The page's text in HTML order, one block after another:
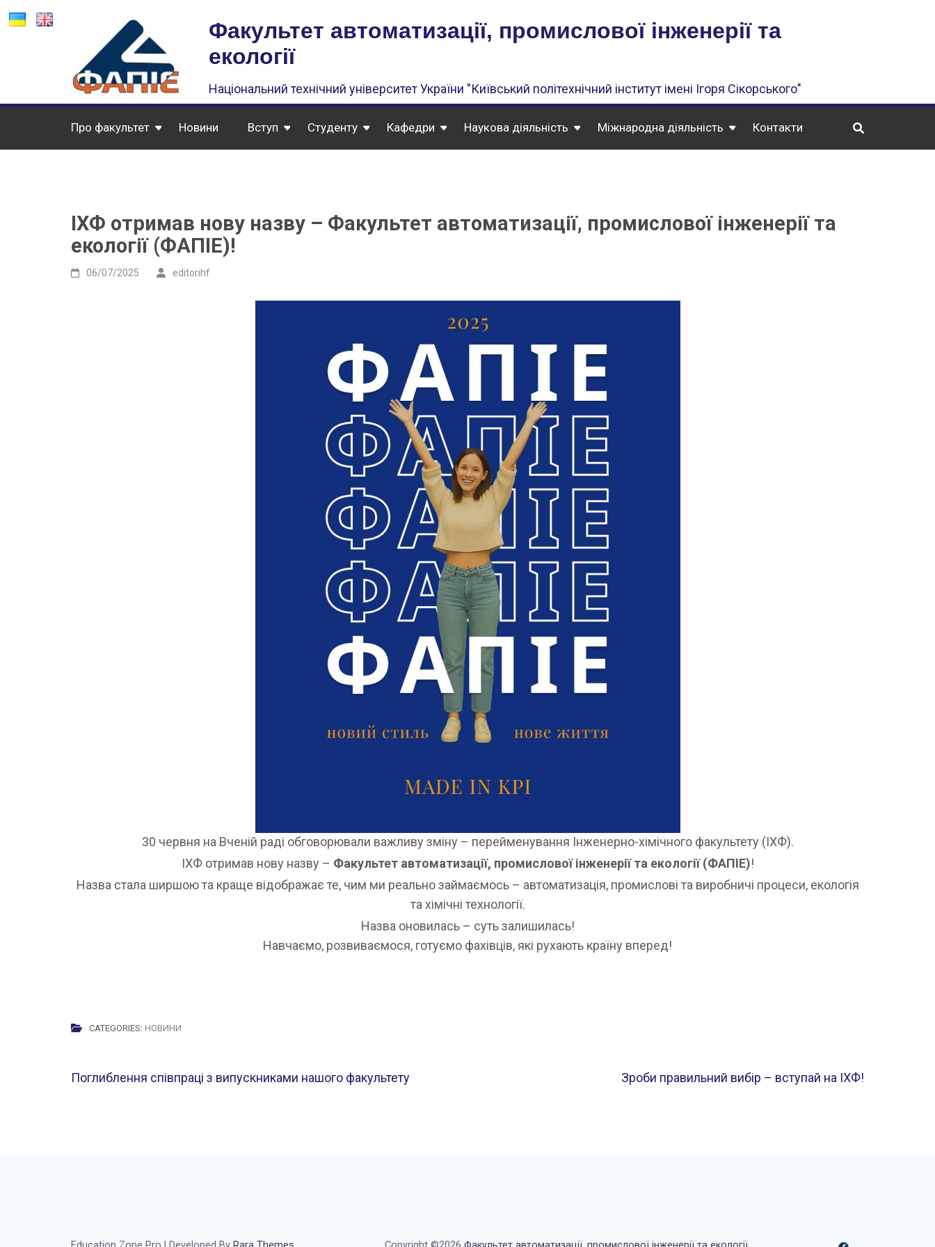
Факультет автоматизації, промислової інженерії та
екології
Національний технічний університет України "Київський політехнічний інститут імені Ігоря Сікорського"
Про факультет Новини Вступ Студенту Кафедри Наукова діяльність Міжнародна діяльність Контакти
ІХФ отримав нову назву – Факультет автоматизації, промислової інженерії та
екології (ФАПІЕ)!
06/07/2025 editorihf
30 червня на Вченій раді обговорювали важливу зміну – перейменування Інженерно-хімічного факультету (ІХФ).
ІХФ отримав нову назву – Факультет автоматизації, промислової інженерії та екології (ФАПІЕ)!
Назва стала ширшою та краще відображає те, чим ми реально займаємось – автоматизація, промислові та виробничі процеси, екологія
та хімічні технології.
Назва оновилась – суть залишилась!
Навчаємо, розвиваємося, готуємо фахівців, які рухають країну вперед!
CATEGORIES: НОВИНИ
Навігація
Поглиблення співпраці з випускниками нашого факультету Зроби правильний вибір – вступай на ІХФ!